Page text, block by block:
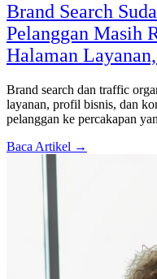
Brand Search
Pelanggan Masih
Halaman
Brand search dan traffic
layanan, profil bisnis, dan
pelanggan ke percakapan
Baca Artikel →